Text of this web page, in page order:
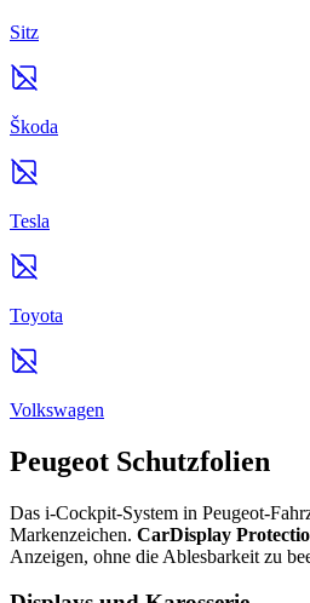
Sitz
Škoda
Tesla
Toyota
Volkswagen
Peugeot Schutzfolien
Das i-Cockpit-System in Peugeot-
Markenzeichen. CarDisplay
Anzeigen, ohne die Ablesbarkeit zu